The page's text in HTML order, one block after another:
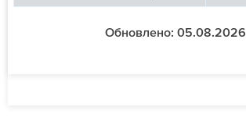
Обновлено: 05.08.2026